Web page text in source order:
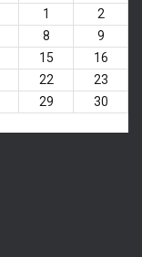
1
2
8
9
15
16
22
23
29
30